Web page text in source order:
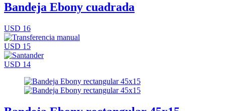
Bandeja Ebony cuadrada
USD 16
USD 15
USD 14